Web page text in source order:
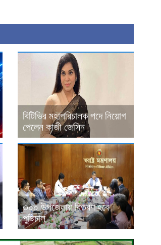
বিটিভির মহাপরিচালক পদে নিয়োগ
পেলেন কাজী জেসিন
৩০০ উপজেলায় বিতরণ হবে
পুষ্টিচাল